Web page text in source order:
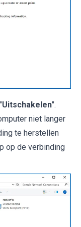
Uitschakelen".
niet langer
te herstellen
op de verbinding